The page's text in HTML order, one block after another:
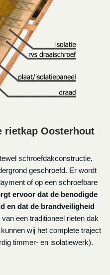
rietkap Oosterhout
schroefdakconstructie,
geschroefd. Er wordt
of op een schroefbare
ervoor dat de benodigde
en dat de brandveiligheid
een traditioneel rieten dak
wij het complete traject
timmer- en isolatiewerk).